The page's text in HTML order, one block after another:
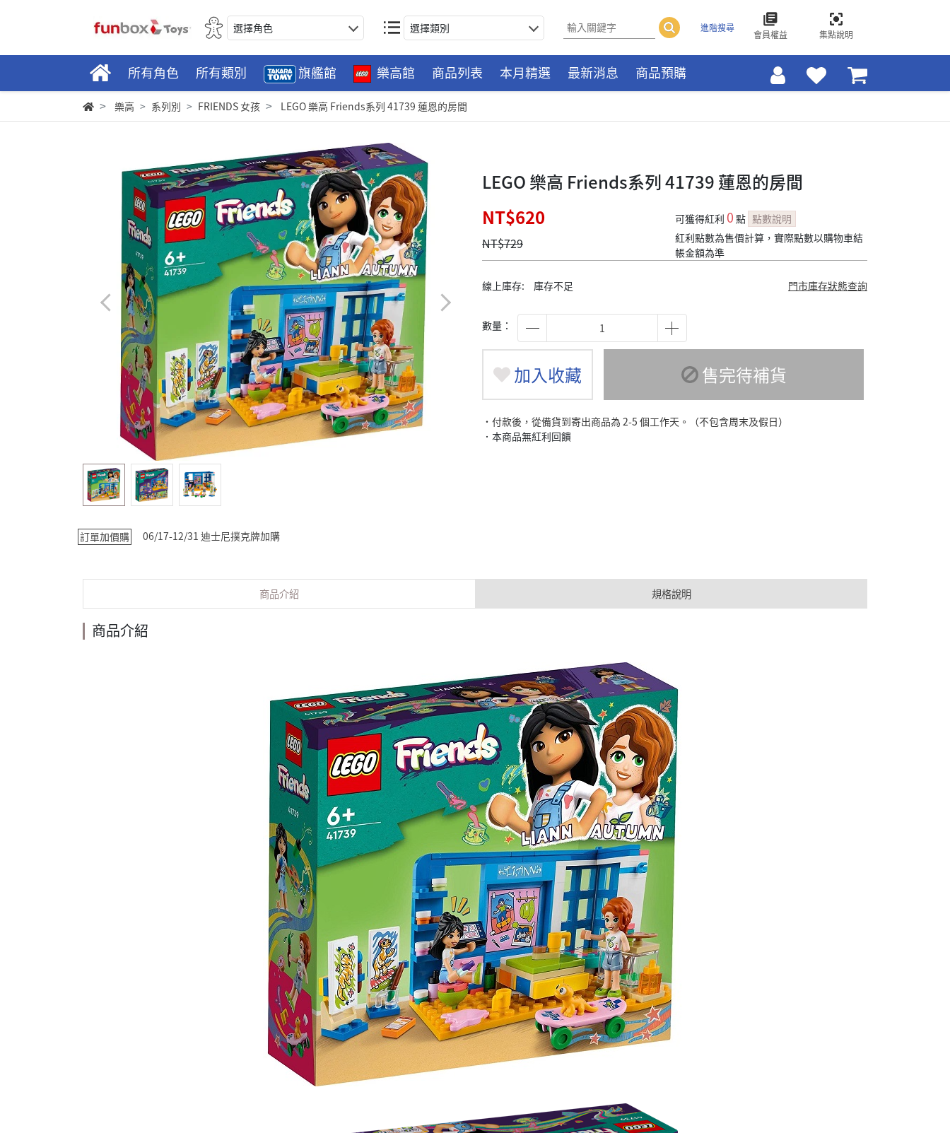
選擇角色 選擇類別 進階搜尋
會員權益 集點說明
所有角色 所有類別 旗艦館 樂高館 商品列表 本月精選 最新消息 商品預購
樂高 系列別 FRIENDS 女孩 LEGO 樂高 Friends系列 41739 蓮恩的房間
LEGO 樂高 Friends系列 41739 蓮恩的房間
NT$620
NT$729
可獲得紅利 0 點 點數說明
紅利點數為售價計算，實際點數以購物車結
帳金額為準
線上庫存: 庫存不足 門市庫存狀態查詢
數量：
加入收藏 售完待補貨
˙付款後，從備貨到寄出商品為 2-5 個工作天。（不包含周末及假日）
．本商品無紅利回饋
訂單加價購 06/17-12/31 迪士尼撲克牌加購
商品介紹 規格說明
商品介紹